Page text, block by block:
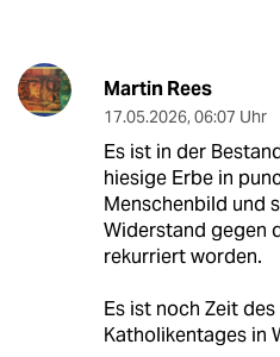
Martin Rees
17.05.2026, 06:07 Uhr
Es ist in der
hiesige Erbe in
Menschenbild und
Widerstand gegen
rekurriert worden.
Es ist noch Zeit
Katholikentages in